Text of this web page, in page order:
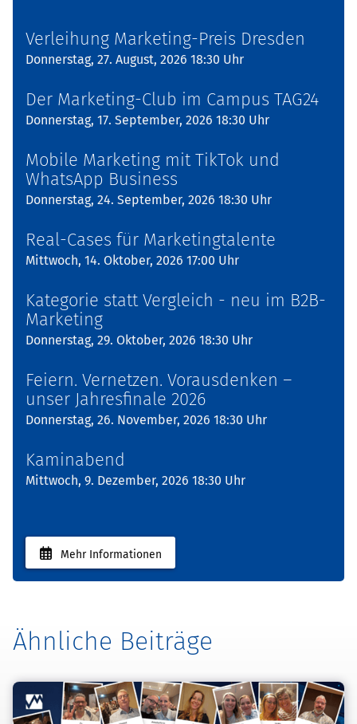
Verleihung Marketing-Preis Dresden
Donnerstag, 27. August, 2026 18:30 Uhr
Der Marketing-Club im Campus TAG24
Donnerstag, 17. September, 2026 18:30 Uhr
Mobile Marketing mit TikTok und
WhatsApp Business
Donnerstag, 24. September, 2026 18:30 Uhr
Real-Cases für Marketingtalente
Mittwoch, 14. Oktober, 2026 17:00 Uhr
Kategorie statt Vergleich - neu im B2B-
Marketing
Donnerstag, 29. Oktober, 2026 18:30 Uhr
Feiern. Vernetzen. Vorausdenken –
unser Jahresfinale 2026
Donnerstag, 26. November, 2026 18:30 Uhr
Kaminabend
Mittwoch, 9. Dezember, 2026 18:30 Uhr
Mehr Informationen
Ähnliche Beiträge